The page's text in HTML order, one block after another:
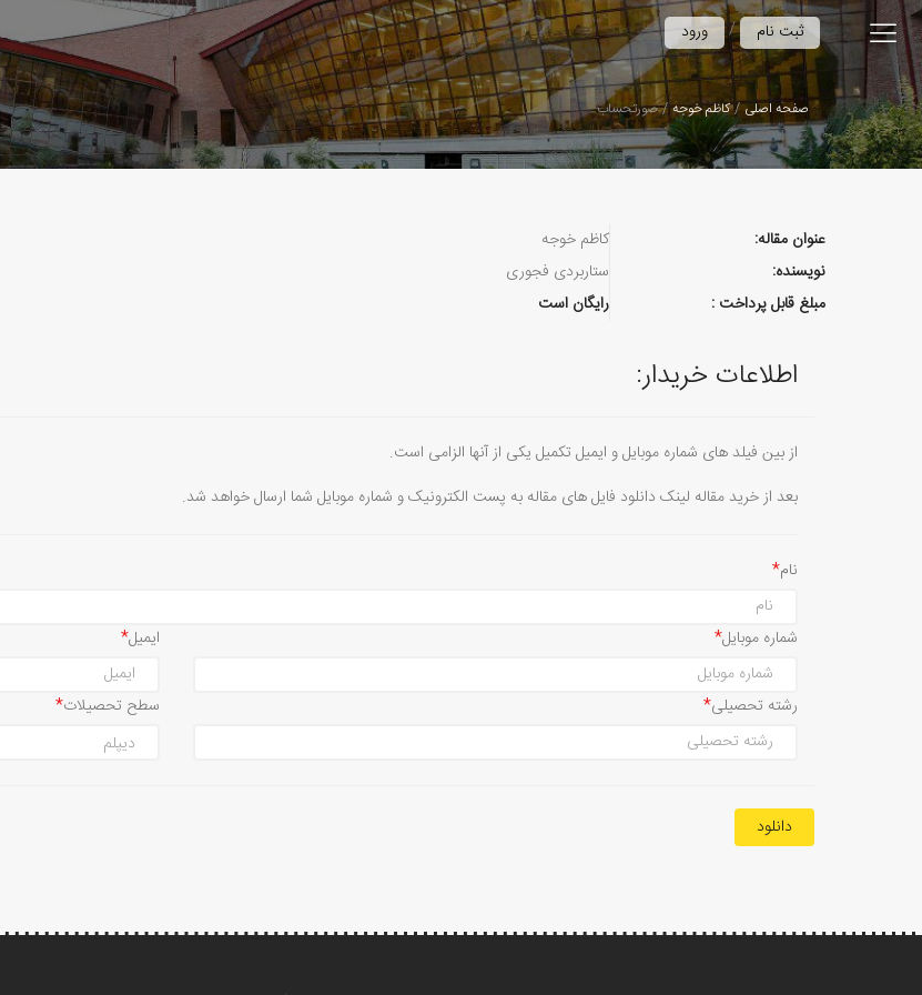
ورود / ثبت نام
صفحه اصلی کاظم‌ خوجه صورتحساب
عنوان مقاله:
کاظم‌ خوجه
نویسنده:
ستاربردی فجوری
مبلغ قابل پرداخت :
رایگان است
اطلاعات خریدار:
از بین فیلد های شماره موبایل و ایمیل تکمیل یکی از آنها الزامی است.
بعد از خرید مقاله لینک دانلود فایل های مقاله به پست الکترونیک و شماره موبایل شما ارسال خواهد شد.
نام
ایمیل شماره موبایل
سطح تحصیلات رشته تحصیلی
دانلود